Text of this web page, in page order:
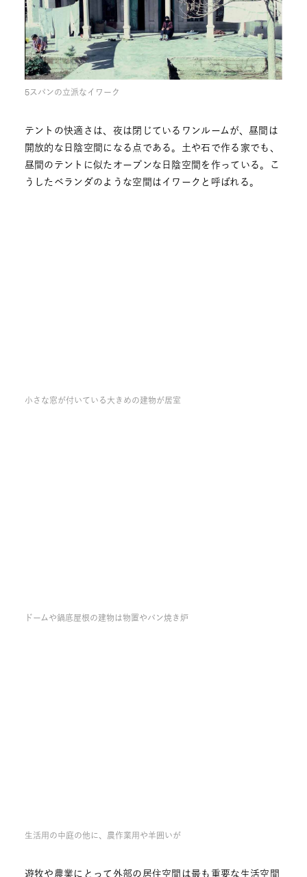
5スパンの立派なイワーク
テントの快適さは、夜は閉じているワンルームが、昼間は
開放的な日陰空間になる点である。土や石で作る家でも、
昼間のテントに似たオープンな日陰空間を作っている。こ
うしたベランダのような空間はイワークと呼ばれる。
小さな窓が付いている大きめの建物が居室
ドームや鍋底屋根の建物は物置やパン焼き炉
生活用の中庭の他に、農作業用や羊囲いが
遊牧や農業にとって外部の居住空間は最も重要な生活空間